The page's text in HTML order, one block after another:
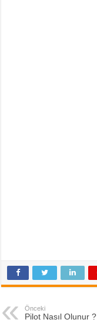
Önceki
Pilot Nasıl Olunur ?